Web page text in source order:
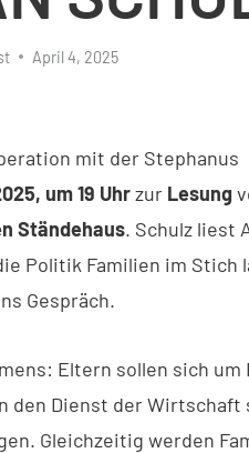
April 4, 2025
mit der Stephanus
um 19 Uhrzur Lesung
Ständehaus. Schulz liest
Politik Familien im Stich
Gespräch.
Eltern sollen sich um
den Dienst der Wirtschaft
Gleichzeitig werden